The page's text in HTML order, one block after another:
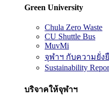
Green University
Chula Zero Waste
CU Shuttle Bus
MuvMi
จุฬาฯ กับความยั่ง
Sustainability
บริจาคให้จุฬาฯ